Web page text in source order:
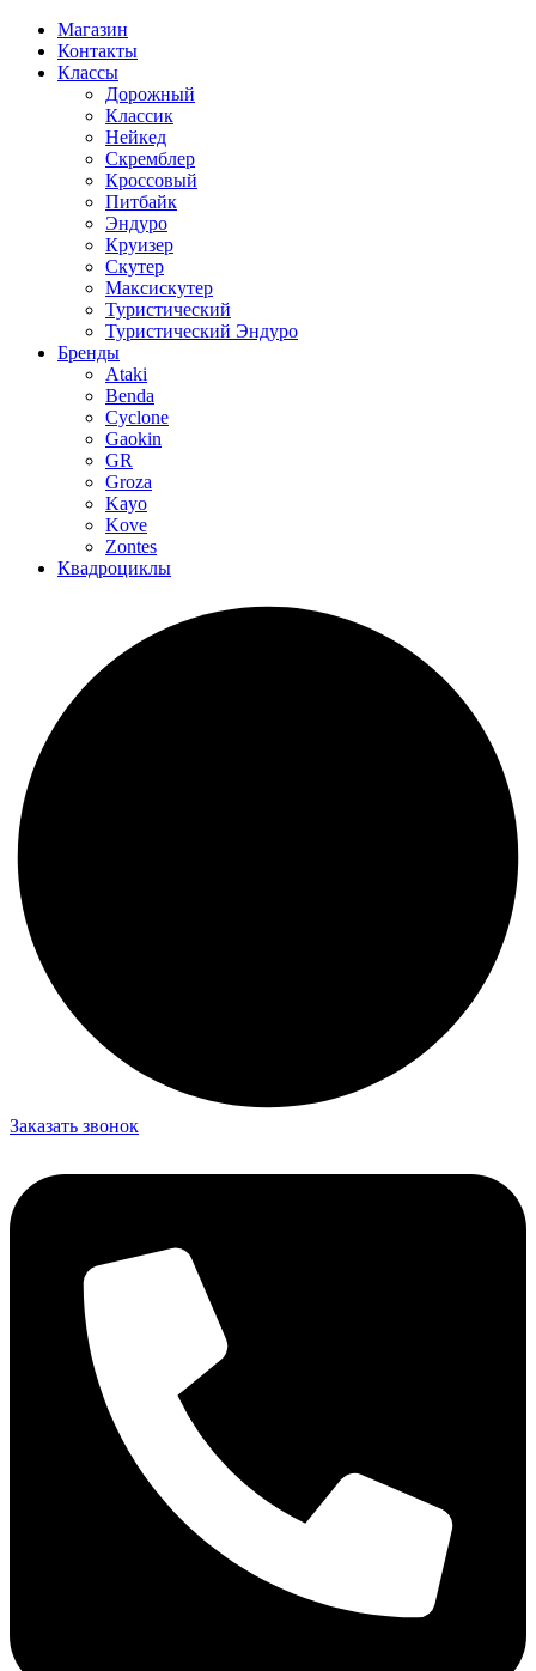
Магазин
Контакты
Классы
Дорожный
Классик
Нейкед
Скремблер
Кроссовый
Питбайк
Эндуро
Круизер
Скутер
Максискутер
Туристический
Туристический Эндуро
Бренды
Ataki
Benda
Cyclone
Gaokin
GR
Groza
Kayo
Kove
Zontes
Квадроциклы
Заказать звонок